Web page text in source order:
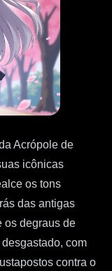
Acrópole de
icônicas
os tons
das antigas
os degraus de
com
contra o